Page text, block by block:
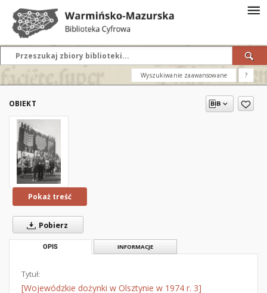
Wyszukiwanie zaawansowane ?
OBIEKT
Pokaż treść
Pobierz
OPIS INFORMACJE
Tytuł:
[Wojewódzkie dożynki w Olsztynie w 1974 r. 3]